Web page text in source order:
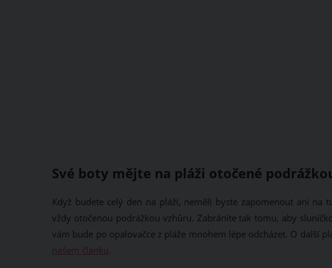
Své boty mějte na pláži otočené
Když budete celý den na pláži, neměli byste zapomenout ani na
vždy otočenou podrážkou vzhůru. Zabráníte tak tomu, aby
vám bude po opalovačce z pláže mnohem lépe odcházet. O další
našem článku